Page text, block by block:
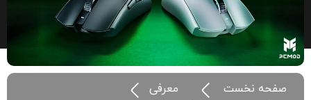
صفحه نخست
معرفی